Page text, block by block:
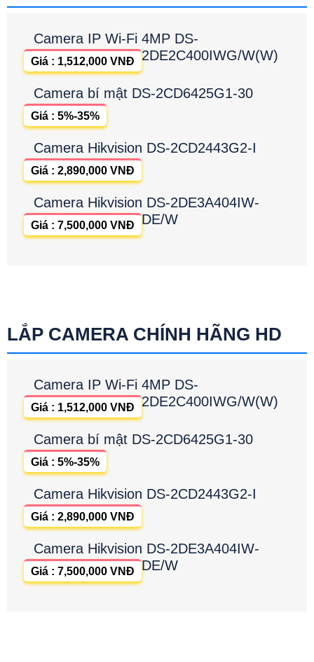
Camera IP Wi-Fi 4MP DS-
2DE2C400IWG/W(W)
Giá : 1,512,000 VNĐ
Camera bí mật DS-2CD6425G1-30
Giá : 5%-35%
Camera Hikvision DS-2CD2443G2-I
Giá : 2,890,000 VNĐ
Camera Hikvision DS-2DE3A404IW-
DE/W
Giá : 7,500,000 VNĐ
LẮP CAMERA CHÍNH HÃNG HD
Camera IP Wi-Fi 4MP DS-
2DE2C400IWG/W(W)
Giá : 1,512,000 VNĐ
Camera bí mật DS-2CD6425G1-30
Giá : 5%-35%
Camera Hikvision DS-2CD2443G2-I
Giá : 2,890,000 VNĐ
Camera Hikvision DS-2DE3A404IW-
DE/W
Giá : 7,500,000 VNĐ